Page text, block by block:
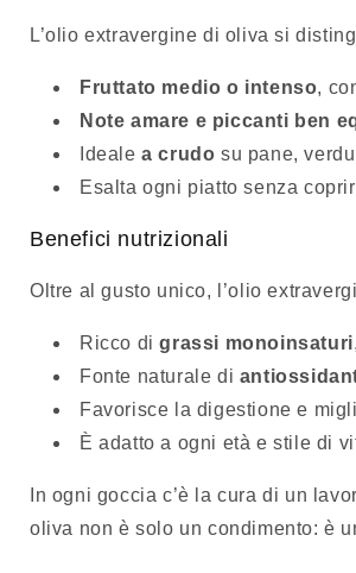
L’olio extravergine di oliva si
Fruttato medio o intenso,
Note amare e piccanti ben
Idealea crudo su pane,
Esalta ogni piatto senza
Benefici nutrizionali
Oltre al gusto unico, l’olio
Ricco digrassi monoinsaturi
Fonte naturale di
Favorisce la digestione e
È adatto a ogni età e stile di
In ogni goccia c’è la cura di un
oliva non è solo un condimento: è